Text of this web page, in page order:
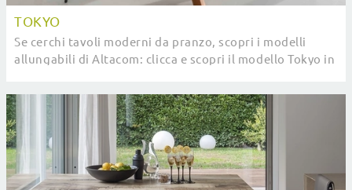
TOKYO
Se cerchi tavoli moderni da pranzo, scopri i modelli
allungabili di Altacom: clicca e scopri il modello Tokyo in